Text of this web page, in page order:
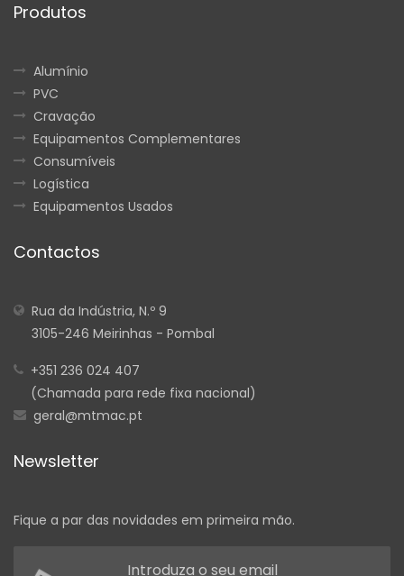
Produtos
Alumínio
PVC
Cravação
Equipamentos Complementares
Consumíveis
Logística
Equipamentos Usados
Contactos
Rua da Indústria, N.º 9
3105-246 Meirinhas - Pombal
+351 236 024 407
(Chamada para rede fixa nacional)
geral@mtmac.pt
Newsletter
Fique a par das novidades em primeira mão.